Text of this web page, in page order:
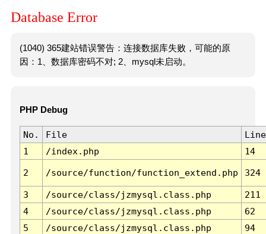
Database Error
(1040) 365建站错误警告：连接数据库失败，可能的原
因：1、数据库密码不对; 2、mysql未启动。
PHP Debug
No. File
Line
1
/index.php 14
2 /source/function/function_extend.php 324
3 /source/class/jzmysql.class.php
211
4
/source/class/jzmysql.class.php
62
5
/source/class/jzmysql.class.php
94